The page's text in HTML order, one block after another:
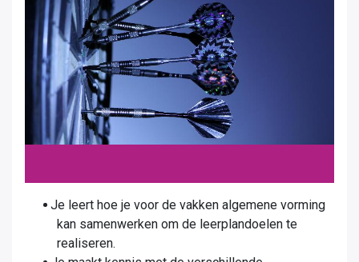
Je leert hoe je voor de vakken algemene vorming
kan samenwerken om de leerplandoelen te
realiseren.